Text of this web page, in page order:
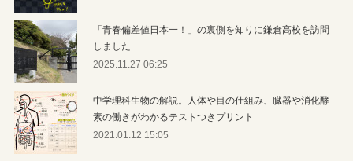
「青春偏差値日本一！」の裏側を知りに鎌倉高校を訪問
しました
2025.11.27 06:25
中学理科生物の解説。人体や目の仕組み、臓器や消化酵
素の働きがわかるテストつきプリント
2021.01.12 15:05